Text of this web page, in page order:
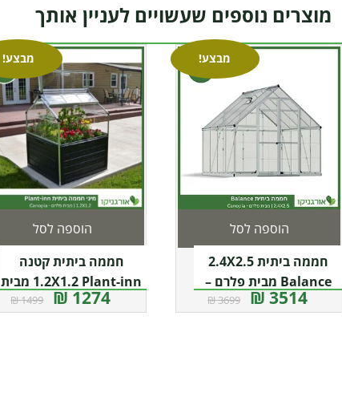
מוצרים נוספים שעשויים לעניין אותך
מבצע!
חממה ביתית 2.4X2.5
Balance מבית פלרם –
Canopia
3514 ₪
3699 ₪
הוספה לסל
מבצע!
חממה ביתית קטנה
1.2X1.2 Plant-inn מבית
פלרם – קנופיה
1274 ₪
1499 ₪
הוספה לסל